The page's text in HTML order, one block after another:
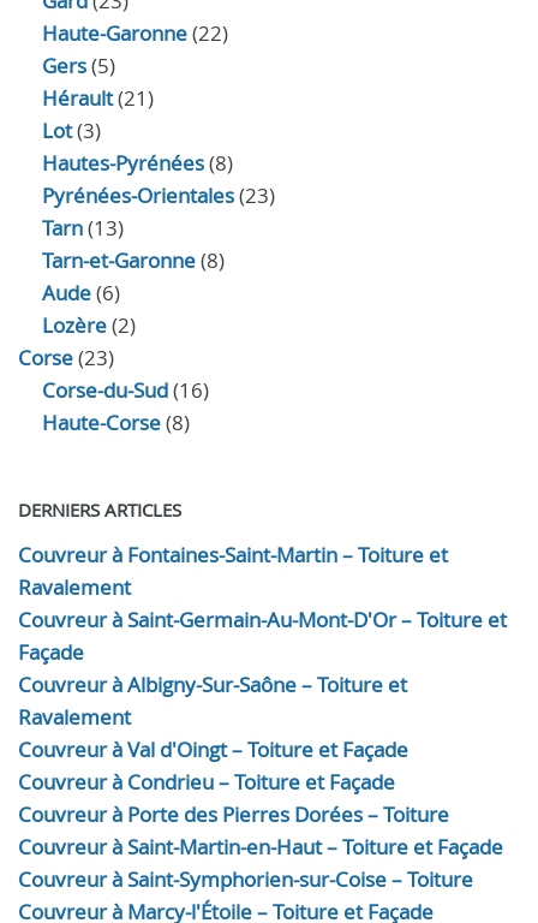
Haute-Garonne(22)
Gers(5)
Hérault(21)
Lot(3)
Hautes-Pyrénées(8)
Pyrénées-Orientales(23)
Tarn(13)
Tarn-et-Garonne(8)
Aude(6)
Lozère(2)
Corse(23)
Corse-du-Sud(16)
Haute-Corse(8)
DERNIERS ARTICLES
Couvreur à Fontaines-Saint-Martin – Toiture et
Ravalement
Couvreur à Saint-Germain-Au-Mont-D'Or – Toiture et
Façade
Couvreur à Albigny-Sur-Saône – Toiture et
Ravalement
Couvreur à Val d'Oingt – Toiture et Façade
Couvreur à Condrieu – Toiture et Façade
Couvreur à Porte des Pierres Dorées – Toiture
Couvreur à Saint-Martin-en-Haut – Toiture et Façade
Couvreur à Saint-Symphorien-sur-Coise – Toiture
Couvreur à Marcy-l'Étoile – Toiture et Façade